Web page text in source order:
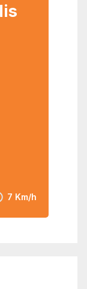
7 Km/h